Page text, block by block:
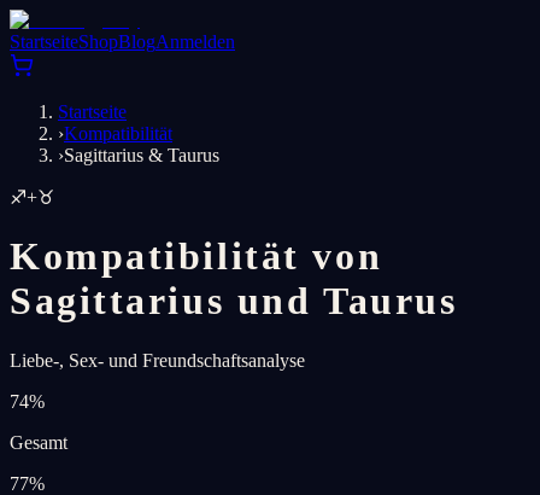
StartseiteShopBlogAnmelden
Startseite
›Kompatibilität
›Sagittarius & Taurus
♐+♉
Kompatibilität von
Sagittarius und Taurus
Liebe-, Sex- und Freundschaftsanalyse
74%
Gesamt
77%